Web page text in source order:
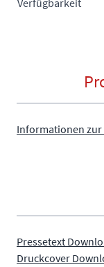
Verfügbarkeit
Informationen zur
Pressetext
Druckcover